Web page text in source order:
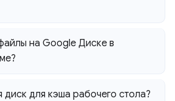
на Google Диске в
диск для кэша рабочего стола?